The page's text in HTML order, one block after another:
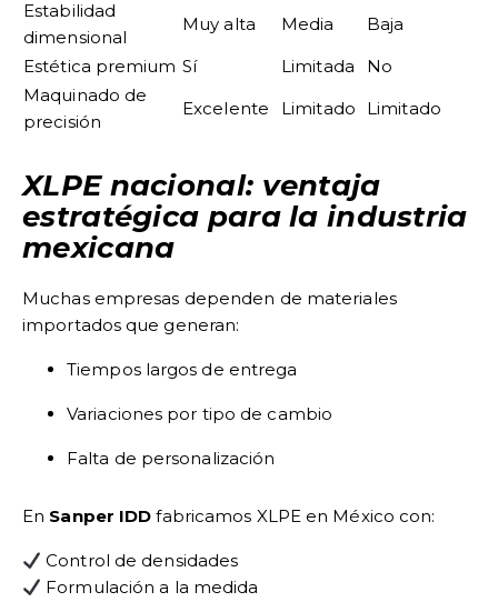
Estabilidad
dimensional
Muy alta Media
Baja
Estética premium Sí Limitada
No
Maquinado de
precisión
Excelente Limitado Limitado
XLPE nacional: ventaja
estratégica para la industria
mexicana
Muchas empresas dependen de materiales
importados que generan:
Tiempos largos de entrega
Variaciones por tipo de cambio
Falta de personalización
En Sanper IDD fabricamos XLPE en México con:
Control de densidades
Formulación a la medida